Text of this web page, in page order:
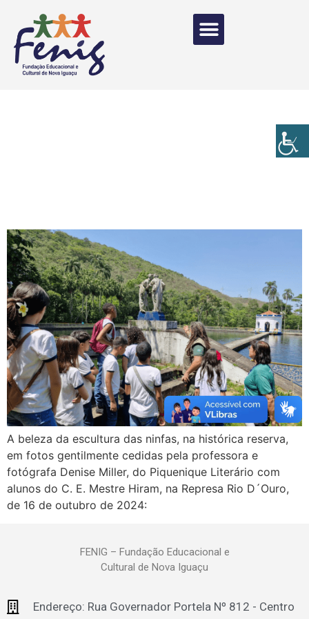
A beleza da escultura das ninfas, na histórica reserva,
em fotos gentilmente cedidas pela professora e
fotógrafa Denise Miller, do Piquenique Literário com
alunos do C. E. Mestre Hiram, na Represa Rio D´Ouro,
de 16 de outubro de 2024:
FENIG – Fundação Educacional e
Cultural de Nova Iguaçu
Endereço: Rua Governador Portela Nº 812 - Centro